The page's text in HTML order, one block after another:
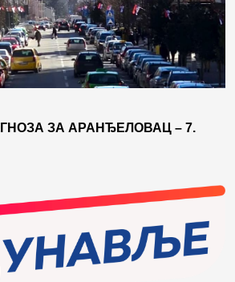
ЗА АРАНЂЕЛОВАЦ – 7.